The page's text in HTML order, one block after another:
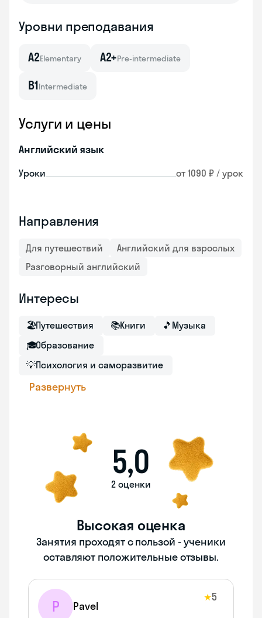
Уровни преподавания
A2Elementary A2+Pre-intermediate
B1Intermediate
Услуги и цены
Английский язык
Уроки от 1090 ₽ / урок
Направления
Для путешествий
Английский для взрослых
Разговорный английский
Интересы
🏖Путешествия 📚Книги 🎵 Музыка
🎓Образование
💡Психология и саморазвитие
Развернуть
5,0
2 оценки
Высокая оценка
Занятия проходят с пользой - ученики
оставляют положительные отзывы.
P Pavel
★5